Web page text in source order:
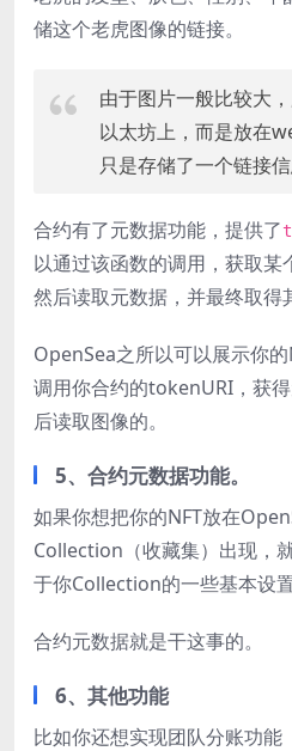
储这个老虎图像的链接。
由于图片一般比较大
以太坊上，而是放在
只是存储了一个链接信
合约有了元数据功能，提供了
以通过该函数的调用，获取某
然后读取元数据，并最终取得
OpenSea之所以可以展示你
调用你合约的tokenURI，获
后读取图像的。
5、合约元数据功能。
如果你想把你的NFT放在
Collection（收藏集）出现，
于你Collection的一些基本设置
合约元数据就是干这事的。
6、其他功能
比如你还想实现团队分账功能